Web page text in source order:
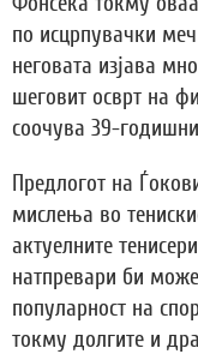
по исцрпувачки
неговата изјава
шеговит осврт на
соочува 39-
Предлогот на
мислења во
актуелните
натпревари би
популарност на
токму долгите и